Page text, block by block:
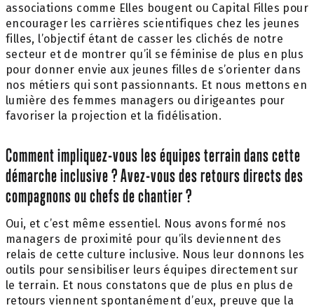
associations comme Elles bougent ou Capital Filles pour
encourager les carrières scientifiques chez les jeunes
filles, l’objectif étant de casser les clichés de notre
secteur et de montrer qu’il se féminise de plus en plus
pour donner envie aux jeunes filles de s’orienter dans
nos métiers qui sont passionnants. Et nous mettons en
lumière des femmes managers ou dirigeantes pour
favoriser la projection et la fidélisation.
Comment impliquez-vous les équipes terrain dans cette
démarche inclusive ? Avez-vous des retours directs des
compagnons ou chefs de chantier ?
Oui, et c’est même essentiel. Nous avons formé nos
managers de proximité pour qu’ils deviennent des
relais de cette culture inclusive. Nous leur donnons les
outils pour sensibiliser leurs équipes directement sur
le terrain. Et nous constatons que de plus en plus de
retours viennent spontanément d’eux, preuve que la